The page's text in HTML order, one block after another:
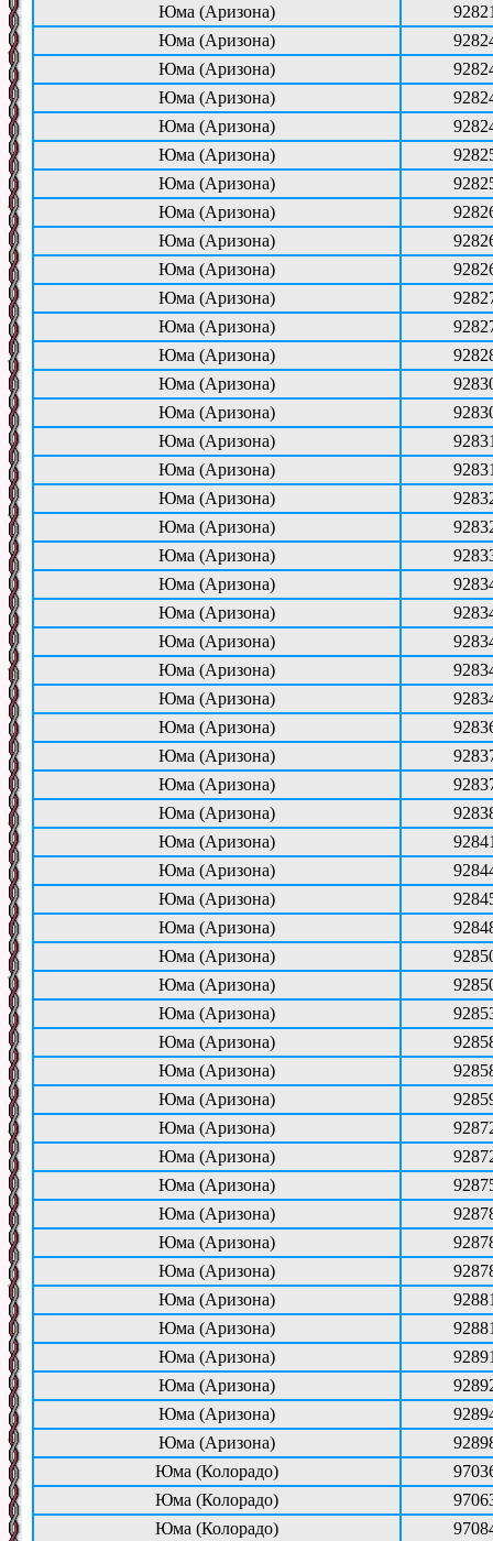
Юма (Аризона)
Юма (Аризона)
Юма (Аризона)
Юма (Аризона)
Юма (Аризона)
Юма (Аризона)
Юма (Аризона)
Юма (Аризона)
Юма (Аризона)
Юма (Аризона)
Юма (Аризона)
Юма (Аризона)
Юма (Аризона)
Юма (Аризона)
Юма (Аризона)
Юма (Аризона)
Юма (Аризона)
Юма (Аризона)
Юма (Аризона)
Юма (Аризона)
Юма (Аризона)
Юма (Аризона)
Юма (Аризона)
Юма (Аризона)
Юма (Аризона)
Юма (Аризона)
Юма (Аризона)
Юма (Аризона)
Юма (Аризона)
Юма (Аризона)
Юма (Аризона)
Юма (Аризона)
Юма (Аризона)
Юма (Аризона)
Юма (Аризона)
Юма (Аризона)
Юма (Аризона)
Юма (Аризона)
Юма (Аризона)
Юма (Аризона)
Юма (Аризона)
Юма (Аризона)
Юма (Аризона)
Юма (Аризона)
Юма (Аризона)
Юма (Аризона)
Юма (Аризона)
Юма (Аризона)
Юма (Аризона)
Юма (Аризона)
Юма (Аризона)
Юма (Колорадо)
Юма (Колорадо)
Юма (Колорадо)